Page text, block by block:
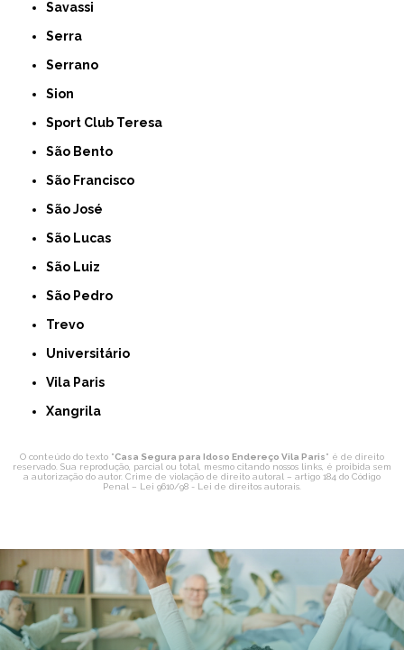
Savassi
Serra
Serrano
Sion
Sport Club Teresa
São Bento
São Francisco
São José
São Lucas
São Luiz
São Pedro
Trevo
Universitário
Vila Paris
Xangrila
O conteúdo do texto "Casa Segura para Idoso Endereço Vila Paris" é de direito
reservado. Sua reprodução, parcial ou total, mesmo citando nossos links, é proibida sem
a autorização do autor. Crime de violação de direito autoral – artigo 184 do Código
Penal – Lei 9610/98 - Lei de direitos autorais